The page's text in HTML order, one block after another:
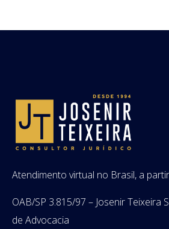
Atendimento virtual no Brasil, a
OAB/SP 3.815/97 – Josenir Teixeira
de Advocacia